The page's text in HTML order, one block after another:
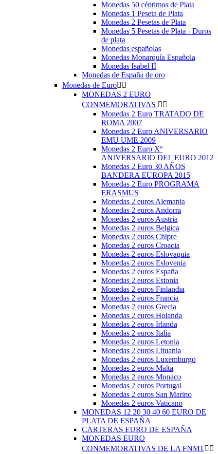
Monedas 50 céntimos de Plata
Monedas 1 Peseta de Plata
Monedas 2 Pesetas de Plata
Monedas 5 Pesetas de Plata - Duros
de plata
Monedas españolas
Monedas Monarquía Española
Monedas Isabel II
Monedas de España de oro
Monedas de Euro 
MONEDAS 2 EURO
CONMEMORATIVAS  
Monedas 2 Euro TRATADO DE
ROMA 2007
Monedas 2 Euro ANIVERSARIO
EMU UME 2009
Monedas 2 Euro Xº
ANIVERSARIO DEL EURO 2012
Monedas 2 Euro 30 AÑOS
BANDERA EUROPA 2015
Monedas 2 Euro PROGRAMA
ERASMUS
Monedas 2 euros Alemania
Monedas 2 euros Andorra
Monedas 2 euros Austria
Monedas 2 euros Belgica
Monedas 2 euros Chipre
Monedas 2 euros Croacia
Monedas 2 euros Eslovaquia
Monedas 2 euros Eslovenia
Monedas 2 euros España
Monedas 2 euros Estonia
Monedas 2 euros Finlandia
Monedas 2 euros Francia
Monedas 2 euros Grecia
Monedas 2 euros Holanda
Monedas 2 euros Irlanda
Monedas 2 euros Italia
Monedas 2 euros Letonia
Monedas 2 euros Lituania
Monedas 2 euros Luxemburgo
Monedas 2 euros Malta
Monedas 2 euros Monaco
Monedas 2 euros Portugal
Monedas 2 euros San Marino
Monedas 2 euros Vaticano
MONEDAS 12 20 30 40 60 EURO DE
PLATA DE ESPAÑA
CARTERAS EURO DE ESPAÑA
MONEDAS EURO
CONMEMORATIVAS DE LA FNMT 